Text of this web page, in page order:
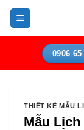
Bỏ
nội
0906
THIẾT KẾ MẪU
Mẫu